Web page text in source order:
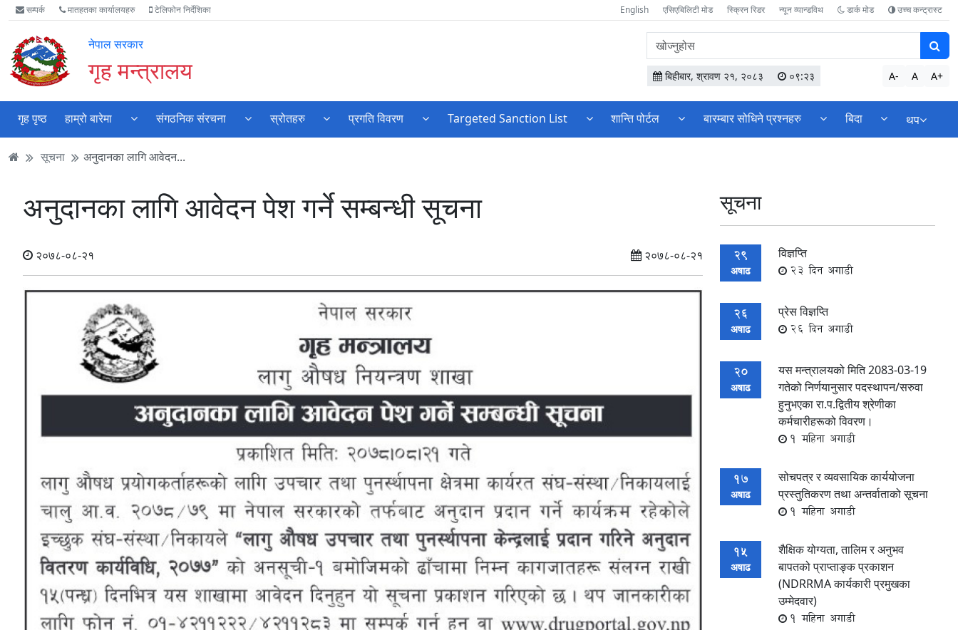
Accessibility
Mode
गर्नुहोस्
मुख्य
सामाग्री
पढ्नुहाेस्
मुख्य
नेभिगेसन
पढ्नुहाेस्
वेबसाइट
खोजमा
जानुहोस्
सम्पर्क मातहतका कार्यालयहरु टेलिफोन निर्देशिका English एसिएबिलिटी मोड स्क्रिन रिडर न्यून व्यान्डविथ डार्क मोड उच्च कन्ट्रास्ट
नेपाल सरकार
गृह मन्त्रालय
वेबसाइटमा
सामग्री
खोज्नुहोस
बिहीबार, श्रावण २१, २०८३ ०९:२३ A- A A+
गृह पृष्ठ हाम्रो बारेमा संगठनिक संरचना स्रोतहरु प्रगति विवरण Targeted Sanction List शान्ति पोर्टल बारम्बार सोधिने प्रश्नहरु बिदा थप
सूचना अनुदानका लागि आवेदन...
अनुदानका लागि आवेदन पेश गर्ने सम्बन्धी सूचना
२०७८-०८-२१ २०७८-०८-२१
सूचना
29
अषाढ
विज्ञप्ति
23 दिन अगाडी
26
अषाढ
प्रेस विज्ञप्ति
26 दिन अगाडी
20
अषाढ
यस मन्त्रालयको मिति 2083-03-19
गतेको निर्णयानुसार पदस्थापन/सरुवा
हुनुभएका रा.प.द्वितीय श्रेणीका
कर्मचारीहरूको विवरण।
1 महिना अगाडी
17
अषाढ
सोचपत्र र व्यवसायिक कार्ययोजना
प्रस्तुतिकरण तथा अन्तर्वाताको सूचना
1 महिना अगाडी
15
अषाढ
शैक्षिक योग्यता, तालिम र अनुभव
बापतको प्राप्ताङ्क प्रकाशन
(NDRRMA कार्यकारी प्रमुखका
उम्मेदवार)
1 महिना अगाडी